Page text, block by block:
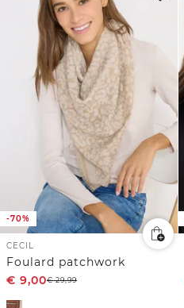
-70%
CECIL
Foulard patchwork
€ 9,00€29,99